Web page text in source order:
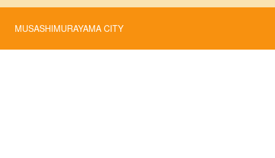
MUSASHIMURAYAMA CITY